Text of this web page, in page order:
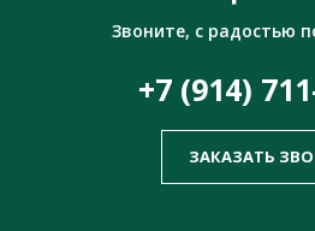
Звоните, с радостью
+7 (914)
ЗАКАЗАТЬ